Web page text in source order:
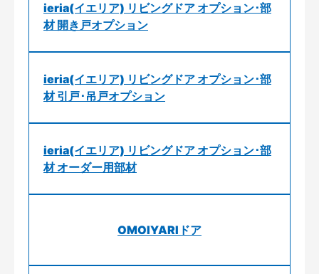
ieria(イエリア) リビングドア オプション･部
材 開き戸オプション
ieria(イエリア) リビングドア オプション･部
材 引戸･吊戸オプション
ieria(イエリア) リビングドア オプション･部
材 オーダー用部材
OMOIYARIドア